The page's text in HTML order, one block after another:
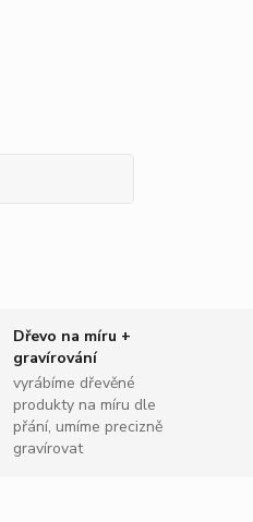
Dřevo na míru +
gravírování
vyrábíme dřevěné
produkty na míru dle
přání, umíme precizně
gravírovat